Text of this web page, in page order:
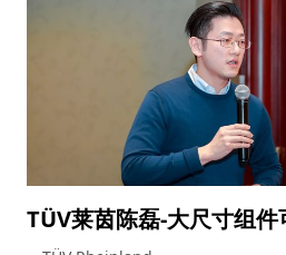
TÜV莱茵陈磊-大尺寸组